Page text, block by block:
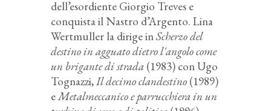
dell’esordiente Giorgio Treves e
conquista il Nastro d’Argento. Lina
Wertmuller la dirige inScherzo del
destino in agguato dietro l'angolo come
un brigante di strada (1983) con Ugo
Tognazzi,Il decimo clandestino (1989)
eMetalmeccanico e parrucchiera in un